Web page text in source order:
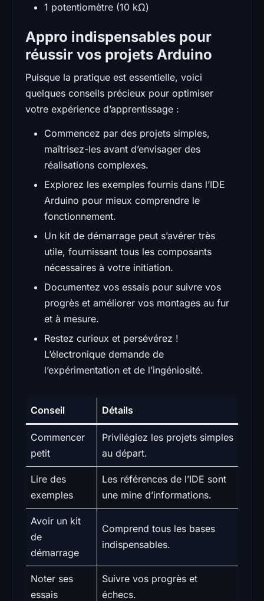
1 potentiomètre (10 kΩ)
Appro indispensables pour
réussir vos projets Arduino
Puisque la pratique est essentielle, voici
quelques conseils précieux pour optimiser
votre expérience d’apprentissage :
Commencez par des projets simples,
maîtrisez-les avant d’envisager des
réalisations complexes.
Explorez les exemples fournis dans l’IDE
Arduino pour mieux comprendre le
fonctionnement.
Un kit de démarrage peut s’avérer très
utile, fournissant tous les composants
nécessaires à votre initiation.
Documentez vos essais pour suivre vos
progrès et améliorer vos montages au fur
et à mesure.
Restez curieux et persévérez !
L’électronique demande de
l’expérimentation et de l’ingéniosité.
Conseil Détails
Commencer
petit
Privilégiez les projets simples
au départ.
Lire des
exemples
Les références de l’IDE sont
une mine d’informations.
Avoir un kit
de
démarrage
Comprend tous les bases
indispensables.
Noter ses
essais
Suivre vos progrès et
échecs.